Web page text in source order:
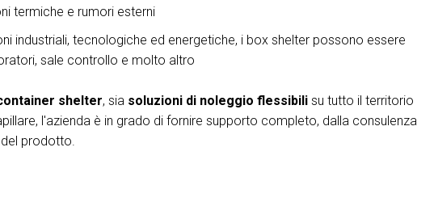
termiche e rumori esterni
industriali, tecnologiche ed energetiche, i box shelter possono essere
sale controllo e molto altro
shelter, sia soluzioni di noleggio flessibili su tutto il territorio
l'azienda è in grado di fornire supporto completo, dalla consulenza
prodotto.